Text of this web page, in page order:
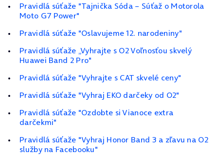
Pravidlá súťaže "Tajnička Sóda – Súťaž o Motorola
Moto G7 Power"
Pravidlá súťaže "Oslavujeme 12. narodeniny"
Pravidlá súťaže „Vyhrajte s O2 Voľnosťou skvelý
Huawei Band 2 Pro"
Pravidlá súťaže "Vyhrajte s CAT skvelé ceny"
Pravidlá súťaže "Vyhraj EKO darčeky od O2"
Pravidlá súťaže "Ozdobte si Vianoce extra
darčekmi"
Pravidlá súťaže "Vyhraj Honor Band 3 a zľavu na O2
služby na Facebooku"